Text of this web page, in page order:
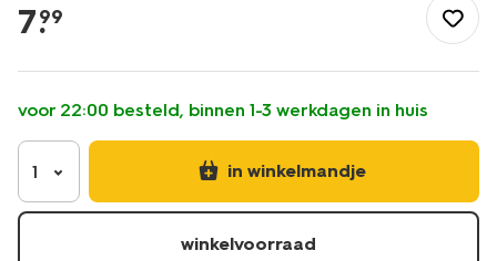
cadeau/versiering/ballonnen/ballonnenboog-
20-
kleur-
-75-
stuks-
14260086.html
7.
99
voor 22:00 besteld, binnen 1-3 werkdagen in huis
1 in winkelmandje
winkelvoorraad